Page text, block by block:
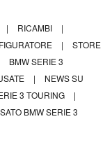
| RICAMBI
|
|
STORE
BMW SERIE 3
|
NEWS SU
3 TOURING
|
BMW SERIE 3